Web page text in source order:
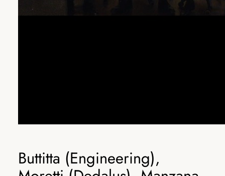
Buttitta (Engineering),